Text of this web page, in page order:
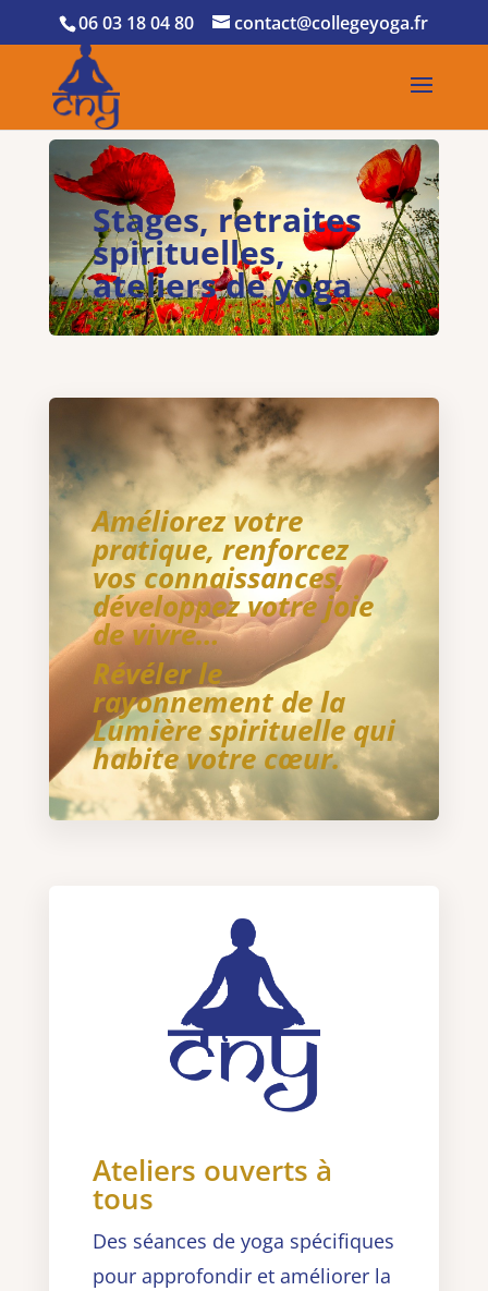
06 03 18 04 80 contact@collegeyoga.fr
Stages, retraites
spirituelles,
ateliers de yoga
Améliorez votre
pratique, renforcez
vos connaissances,
développez votre joie
de vivre…
Révéler le
rayonnement de la
Lumière spirituelle qui
habite votre cœur.
Ateliers ouverts à
tous
Des séances de yoga spécifiques
pour approfondir et améliorer la